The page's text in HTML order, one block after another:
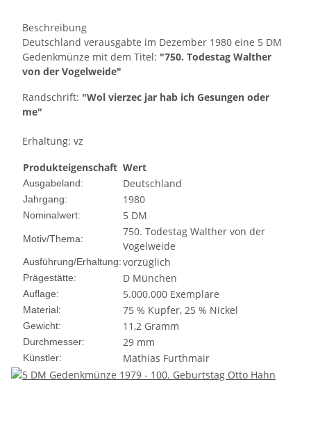
Beschreibung
Deutschland verausgabte im Dezember 1980 eine 5 DM
Gedenkmünze mit dem Titel: "750. Todestag Walther
von der Vogelweide"
Randschrift: "Wol vierzec jar hab ich Gesungen oder
me"
Erhaltung: vz
Produkteigenschaft Wert
Ausgabeland: Deutschland
Jahrgang: 1980
Nominalwert: 5 DM
Motiv/Thema:
750. Todestag Walther von der
Vogelweide
Ausführung/Erhaltung:vorzüglich
Prägestätte: D München
Auflage: 5.000.000 Exemplare
Material: 75 % Kupfer, 25 % Nickel
Gewicht: 11,2 Gramm
Durchmesser: 29 mm
Künstler: Mathias Furthmair